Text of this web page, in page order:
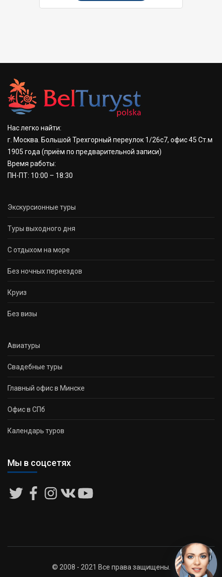
Нас легко найти:
г. Москва. Большой Трехгорный переулок 1/26с7, офис 45 Ст.м
1905 года (приём по предварительной записи)
Время работы:
ПН-ПТ: 10:00 – 18:30
Экскурсионные туры
Туры выходного дня
С отдыхом на море
Без ночных переездов
Круиз
Без визы
Авиатуры
Свадебные туры
Главный офис в Минске
Офис в СПб
Календарь туров
Мы в соцсетях
© 2008 - 2021 Все права защищены.